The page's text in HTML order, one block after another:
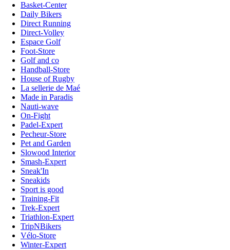
Basket-Center
Daily Bikers
Direct Running
Direct-Volley
Espace Golf
Foot-Store
Golf and co
Handball-Store
House of Rugby
La sellerie de Maé
Made in Paradis
Nauti-wave
On-Fight
Padel-Expert
Pecheur-Store
Pet and Garden
Slowood Interior
Smash-Expert
Sneak'In
Sneakids
Sport is good
Training-Fit
Trek-Expert
Triathlon-Expert
TripNBikers
Vélo-Store
Winter-Expert